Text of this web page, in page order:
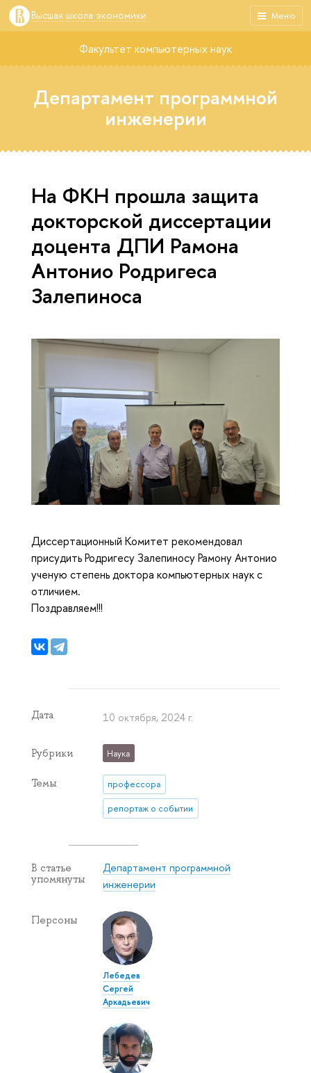
Меню
Высшая школа экономики
Факультет компьютерных наук
Департамент программной
инженерии
На ФКН прошла защита
докторской диссертации
доцента ДПИ Рамона
Антонио Родригеса
Залепиноса
Диссертационный Комитет рекомендовал
присудить Родригесу Залепиносу Рамону Антонио
ученую степень доктора компьютерных наук с
отличием.
Поздравляем!!!
Дата 10 октября, 2024 г.
Рубрики Наука
Темы профессора
репортаж о событии
В статье
упомянуты
Департамент программной
инженерии
Персоны
Лебедев
Сергей
Аркадьевич